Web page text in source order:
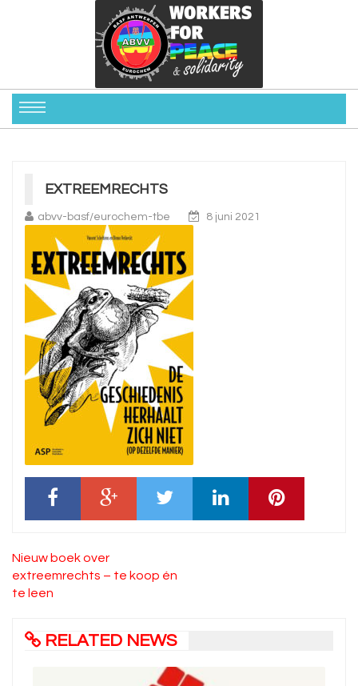
EXTREEMRECHTS
abvv-basf/eurochem-tbe 8 juni 2021
Bericht
navigatie
Nieuw boek over
extreemrechts – te koop én
te leen
RELATED NEWS